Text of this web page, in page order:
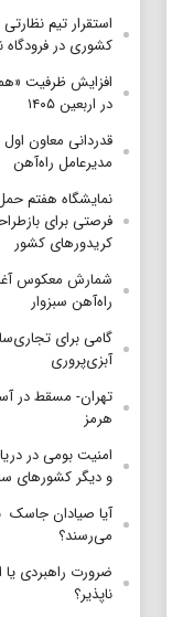
استقرار تیم‌
کشوری در
در اربعین ۱۴۰۵
قدردانی معاون
مدیرعامل راه‌آهن
نمایشگاه هفتم
فرصتی برای
کریدورهای کشور
شمارش معکوس
راه‌آهن سبزوار
گامی برای
آبزی‌پروری
تهران- مسقط در
هرمز
امنیت بومی در
و دیگر کشورهای
آیا صیادان
می‌رسند؟
ضرورت راهبردی یا
ناپذیر؟